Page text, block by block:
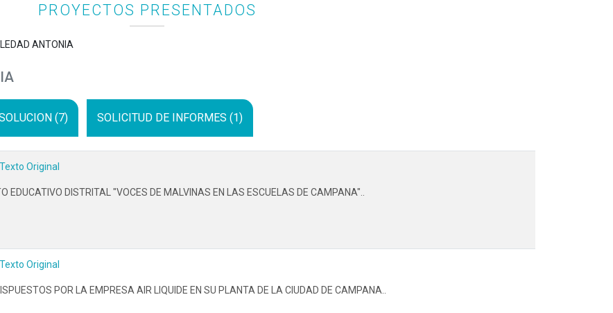
PROYECTOS PRESENTADOS
ANTONIA
(7) SOLICITUD DE INFORMES (1)
Texto Original
EDUCATIVO DISTRITAL "VOCES DE MALVINAS EN LAS ESCUELAS DE CAMPANA"..
Texto Original
POR LA EMPRESA AIR LIQUIDE EN SU PLANTA DE LA CIUDAD DE CAMPANA..